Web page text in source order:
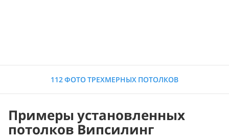
112 ФОТО ТРЕХМЕРНЫХ ПОТОЛКОВ
Примеры установленных
потолков Випсилинг